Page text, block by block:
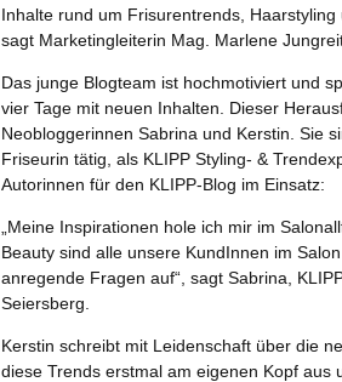
Inhalte rund um Frisurentrends,
sagt Marketingleiterin Mag. Marlene
Das junge Blogteam ist hochmotiviert und
vier Tage mit neuen Inhalten. Dieser
Neobloggerinnen Sabrina und Kerstin. Sie
Friseurin tätig, als KLIPP Styling- &
Autorinnen für den KLIPP-Blog im Einsatz:
„Meine Inspirationen hole ich mir im
Beauty sind alle unsere KundInnen im
anregende Fragen auf“, sagt Sabrina,
Seiersberg.
Kerstin schreibt mit Leidenschaft über die
diese Trends erstmal am eigenen Kopf aus